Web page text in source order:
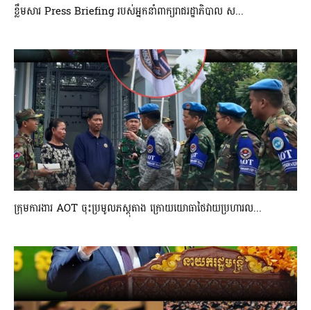
ខ្លឹមសារ Press Briefing របស់អ្នកនាំពាក្យរាជរដ្ឋាភិបាល ស...
ក្រុមការងារ AOT ចុះប្រមូលភស្តុតាង ក្រោយយោធាថៃវាយប្រហារល...